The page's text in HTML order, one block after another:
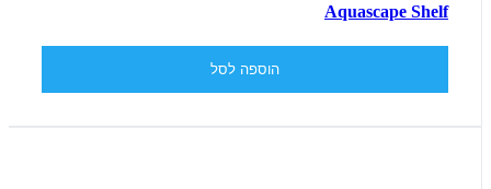
Aquascape Shelf
הוספה לסל